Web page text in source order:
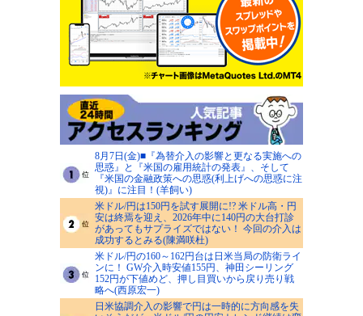
8月7日(金)■『為替介入の影響と更なる実施への
思惑』と『米国の雇用統計の発表』、そして
『米国の金融政策への思惑(利上げへの思惑に注
視)』に注目！(羊飼い)
米ドル/円は150円を試す展開に!? 米ドル高・円
安は終焉を迎え、2026年中に140円の大台打診
があってもサプライズではない！ 今回の介入は
成功するとみる(陳満咲杜)
米ドル/円の160～162円台は日米当局の防衛ライ
ンに！ GW介入時安値155円、神田シーリング
152円が下値めど、押し目買いから戻り売り戦
略へ(西原宏一)
日米協調介入の影響で円は一時的に方向感を失